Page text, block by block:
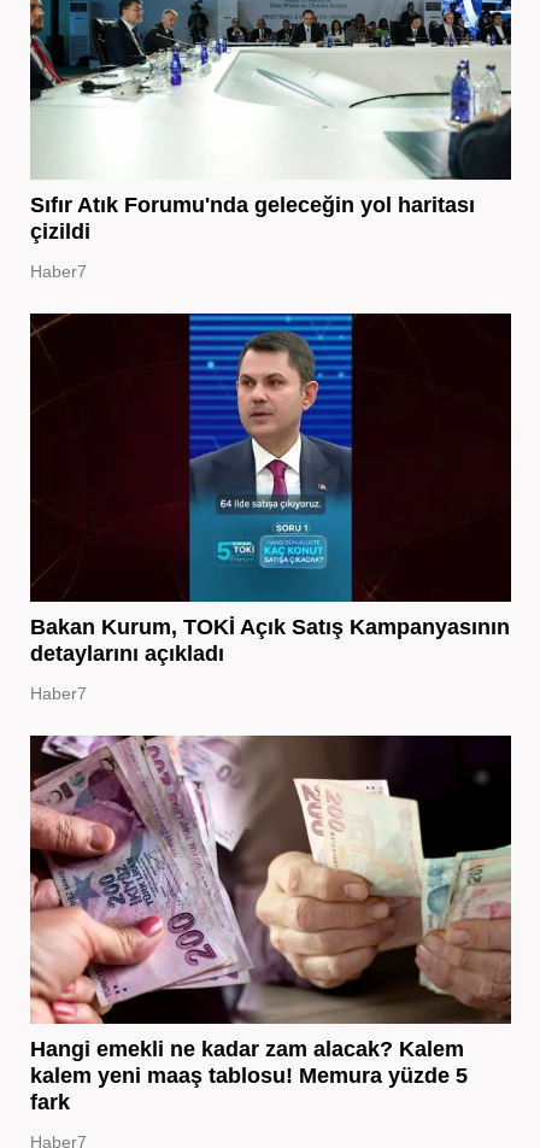
Sıfır Atık Forumu'nda geleceğin yol haritası
çizildi
Haber7
Bakan Kurum, TOKİ Açık Satış Kampanyasının
detaylarını açıkladı
Haber7
Hangi emekli ne kadar zam alacak? Kalem
kalem yeni maaş tablosu! Memura yüzde 5
fark
Haber7